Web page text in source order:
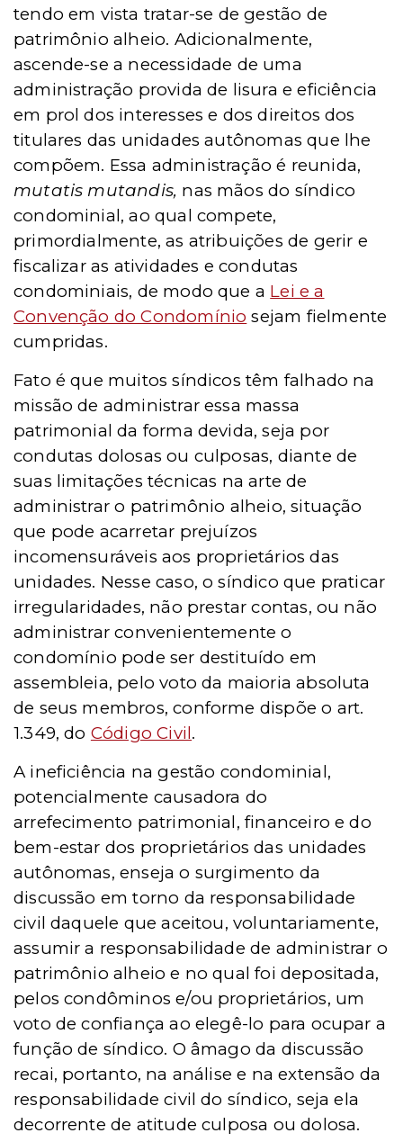
tendo em vista tratar-se de gestão de
patrimônio alheio. Adicionalmente,
ascende-se a necessidade de uma
administração provida de lisura e eficiência
em prol dos interesses e dos direitos dos
titulares das unidades autônomas que lhe
compõem. Essa administraçãoé reunida,
mutatis mutandis, nas mãos do síndico
condominial,ao qual compete,
primordialmente, as atribuições de gerir e
fiscalizar as atividades e condutas
condominiais, de modo que a Lei e a
Convenção do Condomínio sejam fielmente
cumpridas.
Fato é que muitos síndicos têm falhado na
missão de administrar essa massa
patrimonial da forma devida, seja por
condutas dolosas ou culposas, diante de
suas limitações técnicas na arte de
administrar o patrimônio alheio, situação
que pode acarretar prejuízos
incomensuráveis aos proprietários das
unidades. Nesse caso, o síndico que praticar
irregularidades, não prestar contas, ou não
administrar convenientemente o
condomínio pode ser destituído em
assembleia, pelo voto da maioria absoluta
de seus membros, conforme dispõe o art.
1.349, do Código Civil.
A ineficiência na gestão condominial,
potencialmente causadora do
arrefecimento patrimonial, financeiro e do
bem-estar dos proprietários das unidades
autônomas, enseja o surgimento da
discussão em torno da responsabilidade
civil daquele que aceitou, voluntariamente,
assumir a responsabilidade de administrar o
patrimônio alheio e no qual foi depositada,
pelos condôminos e/ou proprietários, um
voto de confiança ao elegê-lo para ocupar a
função de síndico. O âmago da discussão
recai, portanto, na análise e na extensão da
responsabilidade civil do síndico, seja ela
decorrente de atitude culposa ou dolosa.